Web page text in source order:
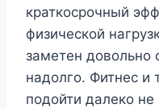
краткосрочный
физической
заметен довольно
надолго. Фитнес и
подойти далеко